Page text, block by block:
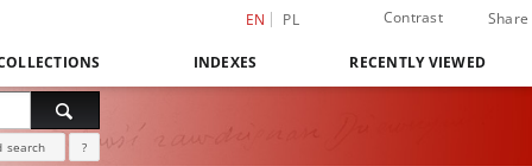
EN PL Contrast Share
INDEXES RECENTLY VIEWED
search ?